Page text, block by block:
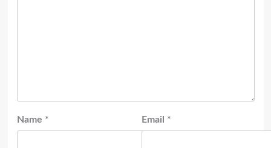
Name * Email *